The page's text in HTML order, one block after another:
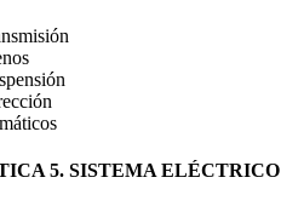
5. SISTEMA ELÉCTRICO